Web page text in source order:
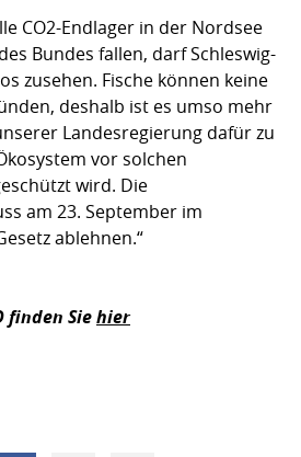
CO2-Endlager in der Nordsee
Bundes fallen, darf Schleswig-
zusehen. Fische können keine
deshalb ist es umso mehr
Landesregierung dafür zu
vor solchen
wird. Die
am 23. September im
ablehnen.“
finden Siehier